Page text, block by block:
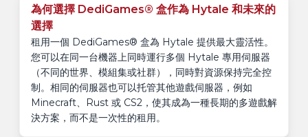
為何選擇 DediGames® 盒作為 Hytale 和未來的
選擇
租用一個 DediGames® 盒為 Hytale 提供最大靈活性。
您可以在同一台機器上同時運行多個 Hytale 專用伺服器
（不同的世界、模組集或社群），同時對資源保持完全控
制。相同的伺服器也可以托管其他遊戲伺服器，例如
Minecraft、Rust 或 CS2，使其成為一種長期的多遊戲解
決方案，而不是一次性的租用。